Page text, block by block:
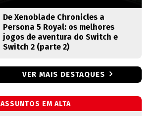
De Xenoblade Chronicles a
Persona 5 Royal: os melhores
jogos de aventura do Switch e
Switch 2 (parte 2)
VER MAIS DESTAQUES
ASSUNTOS EM ALTA